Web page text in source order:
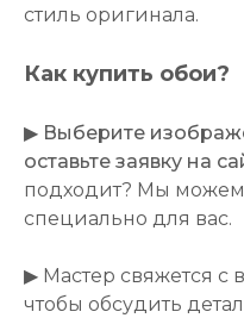
стиль оригинала.
Как купить обои?
▶ Выберите
оставьте заявку на
подходит? Мы можем
специально для вас.
▶ Мастер свяжется с
чтобы обсудить